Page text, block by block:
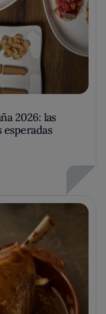
2026: las